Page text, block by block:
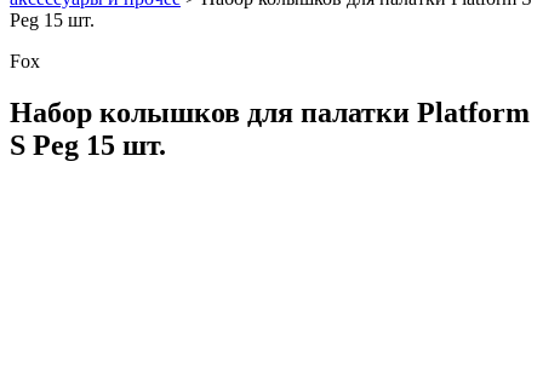
Peg 15 шт.
Fox
Набор колышков для палатки Platform
S Peg 15 шт.